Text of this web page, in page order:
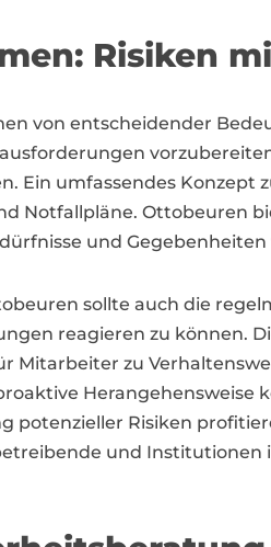
Risiken
von entscheidender
Ein umfassendes Konzept
Notfallpläne. Ottobeuren
und
sollte auch die
reagieren zu können.
Mitarbeiter zu
potenzieller Risiken
und